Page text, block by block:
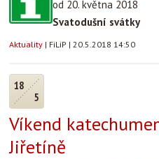
od 20. května 2018
Svatodušní svátky
Aktuality | FiLiP | 20.5.2018 14:50
18
5
Víkend
Jiřetíně